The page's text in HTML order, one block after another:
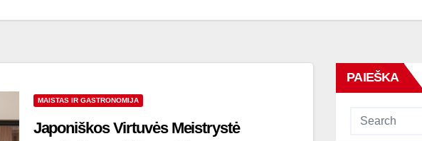
MAISTAS IR GASTRONOMIJA
Japoniškos Virtuvės Meistrystė
PAIEŠKA